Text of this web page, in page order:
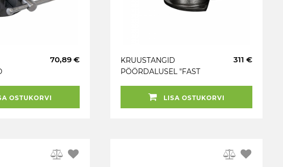
70,89 €
OSTUKORVI
KRUUSTANGID
PÖÖRDALUSEL "FAST
MAHHANISMIGA.
311 €
LISA OSTUKORVI